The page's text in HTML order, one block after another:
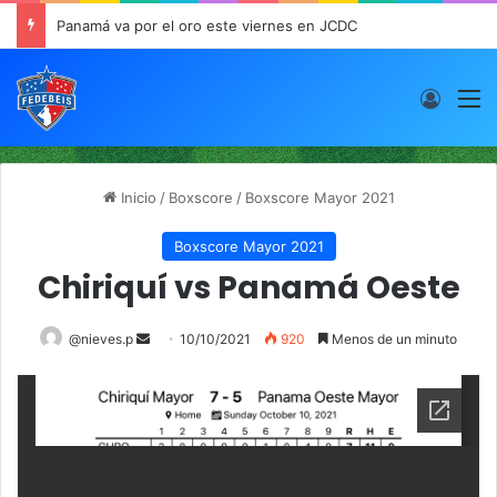
Panamá va por el oro este viernes en JCDC
Inicio / Boxscore / Boxscore Mayor 2021
Boxscore Mayor 2021
Chiriquí vs Panamá Oeste
@nieves.p
n
a
10/10/2021 920 Menos de un minuto